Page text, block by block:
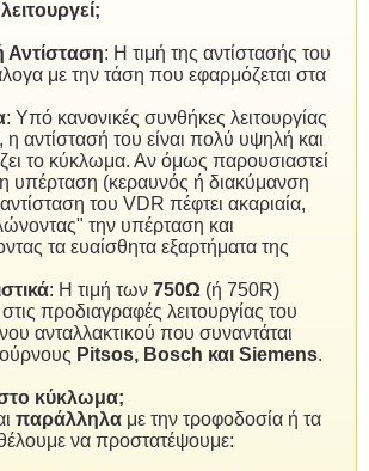
Αντίσταση: Η τιμή της αντίστασής του
με την τάση που εφαρμόζεται στα
: Υπό κανονικές συνθήκες λειτουργίας
αντίστασή του είναι πολύ υψηλή και
το κύκλωμα. Αν όμως παρουσιαστεί
υπέρταση (κεραυνός ή διακύμανση
του VDR πέφτει ακαριαία,
την υπέρταση και
τα ευαίσθητα εξαρτήματα της
: Η τιμή των 750Ω (ή 750R)
προδιαγραφές λειτουργίας του
ανταλλακτικού που συναντάται
Pitsos, Bosch και Siemens.
κύκλωμα;
παράλληλα με την τροφοδοσία ή τα
να προστατέψουμε: